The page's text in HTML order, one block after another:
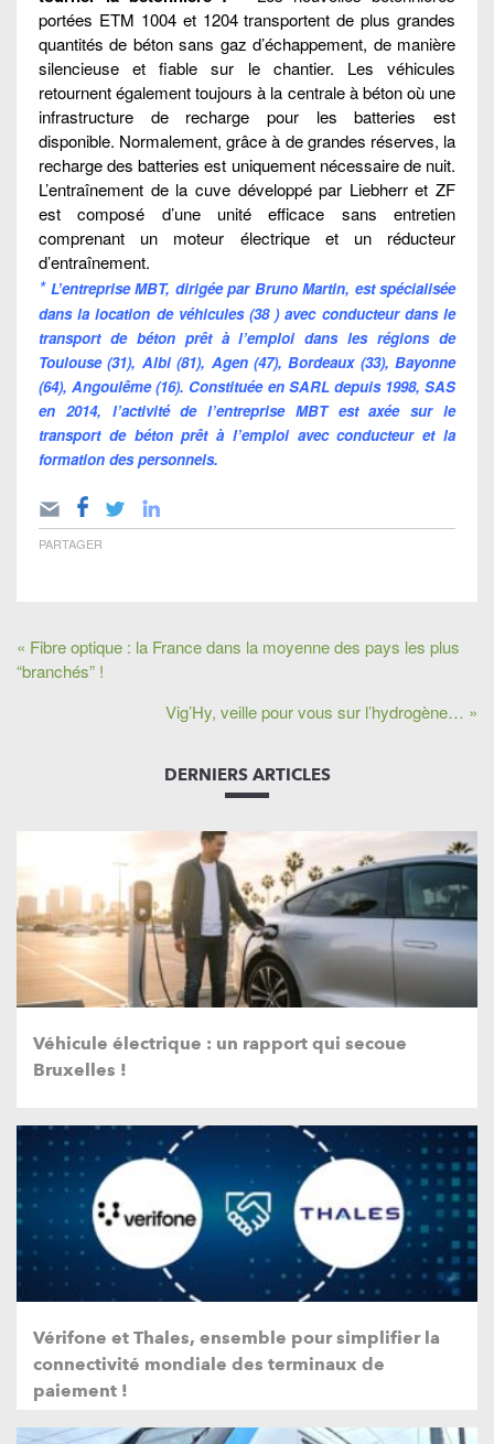
portées ETM 1004 et 1204 transportent de plus grandes
quantités de béton sans gaz d’échappement, de manière
silencieuse et fiable sur le chantier. Les véhicules
retournent également toujours à la centrale à béton où une
infrastructure de recharge pour les batteries est
disponible. Normalement, grâce à de grandes réserves, la
recharge des batteries est uniquement nécessaire de nuit.
L’entraînement de la cuve développé par Liebherr et ZF
est composé d’une unité efficace sans entretien
comprenant un moteur électrique et un réducteur
d’entraînement.
* L’entreprise MBT, dirigée par Bruno Martin, est spécialisée
dans la location de véhicules (38 ) avec conducteur dans le
transport de béton prêt à l’emploi dans les régions de
Toulouse (31), Albi (81), Agen (47), Bordeaux (33), Bayonne
(64), Angoulême (16). Constituée en SARL depuis 1998, SAS
en 2014, l’activité de l’entreprise MBT est axée sur le
transport de béton prêt à l’emploi avec conducteur et la
formation des personnels.
PARTAGER
« Fibre optique : la France dans la moyenne des pays les plus
“branchés” !
Vig’Hy, veille pour vous sur l’hydrogène… »
DERNIERS ARTICLES
Véhicule électrique : un rapport qui secoue
Bruxelles !
Vérifone et Thales, ensemble pour simplifier la
connectivité mondiale des terminaux de
paiement !